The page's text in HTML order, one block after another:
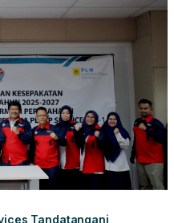
Pegawai Pensiun,
Tandatangani